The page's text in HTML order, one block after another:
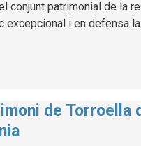
conjunt patrimonial de la
excepcional i en defensa
de Torroella